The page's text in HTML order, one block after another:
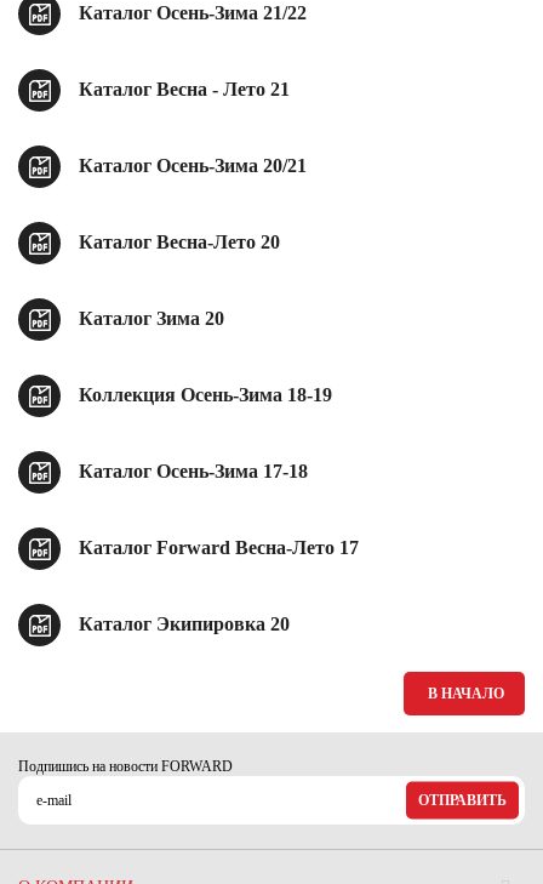
Каталог Осень-Зима 21/22
Каталог Весна - Лето 21
Каталог Осень-Зима 20/21
Каталог Весна-Лето 20
Каталог Зима 20
Коллекция Осень-Зима 18-19
Каталог Осень-Зима 17-18
Каталог Forward Весна-Лето 17
Каталог Экипировка 20
В НАЧАЛО
Подпишись на новости FORWARD
ОТПРАВИТЬ